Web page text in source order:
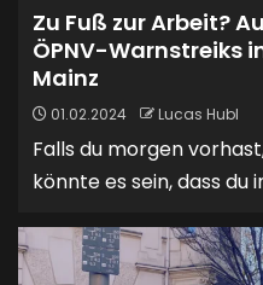
Zu Fuß zur Arbeit?
ÖPNV-Warnstreiks
Mainz
01.02.2024 Lucas Hubl
Falls du morgen
könnte es sein, dass du